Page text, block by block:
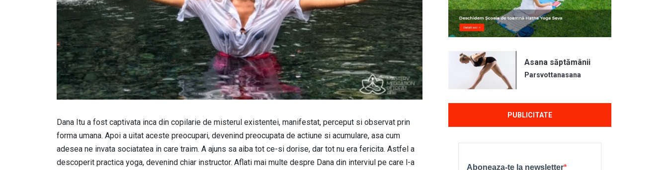
Dana Itu a fost captivata inca din copilarie de misterul existentei, manifestat, perceput si observat prin
forma umana. Apoi a uitat aceste preocupari, devenind preocupata de actiune si acumulare, asa cum
adesea ne invata sociatatea in care traim. A ajuns sa aiba tot ce-si dorise, dar tot nu era fericita. Astfel a
descoperit practica yoga, devenind chiar instructor. Aflati mai multe despre Dana din interviul pe care l-a
Asana săptămânii
Parsvottanasana
PUBLICITATE